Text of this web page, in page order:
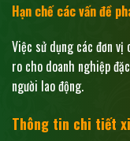
Hạn chế các vấn đề
Việc sử dụng các đơn
ro cho doanh nghiệp
người lao động.
Thông tin chi tiết